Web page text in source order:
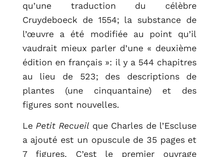
qu’une traduction du célèbre
Cruydeboeck de 1554; la substance de
l’œuvre a été modifiée au point qu’il
vaudrait mieux parler d’une « deuxième
édition en français »: il y a 544 chapitres
au lieu de 523; des descriptions de
plantes (une cinquantaine) et des
figures sont nouvelles.
Le Petit Recueilque Charles de l’Escluse
a ajouté est un opuscule de 35 pages et
7 figures. C’est le premier ouvrage